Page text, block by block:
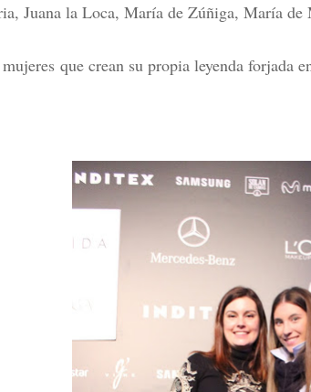
Juana la Loca, María de Zúñiga, María
que crean su propia leyenda forjada